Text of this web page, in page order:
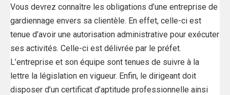
Vous devrez connaître les obligations d’une entreprise de
gardiennage envers sa clientèle. En effet, celle-ci est
tenue d’avoir une autorisation administrative pour exécuter
ses activités. Celle-ci est délivrée par le préfet.
L’entreprise et son équipe sont tenues de suivre à la
lettre la législation en vigueur. Enfin, le dirigeant doit
disposer d’un certificat d’aptitude professionnelle ainsi